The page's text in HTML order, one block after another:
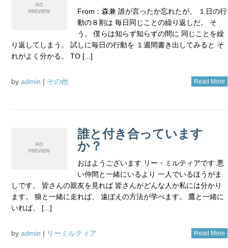
From：森兼 誰が言ったか忘れたが、 １日の行
動の８割は 毎日同じことの繰り返しだ。 そ
う。 僕らは知らず知らずの間に 同じことを繰
り返してしまう。 試しに毎日の行動を １週間書き出してみると そ
れがよく分かる。 TO [...]
by admin | その他 Read More
誰と付き合っています
か？
おはようございます リー・ミルティアです 悪
い仲間と一緒にいるより 一人でいるほうがま
しです。 皆さんの親友を見れば 皆さんがどんな人か私には分かり
ます。 狼と一緒に走れば、 遠ぼえの方法が学べます。 鷹と一緒に
いれば、 [...]
by admin | リーミルティア Read More